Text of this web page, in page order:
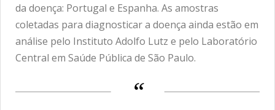
da doença: Portugal e Espanha. As amostras
coletadas para diagnosticar a doença ainda estão em
análise pelo Instituto Adolfo Lutz e pelo Laboratório
Central em Saúde Pública de São Paulo.